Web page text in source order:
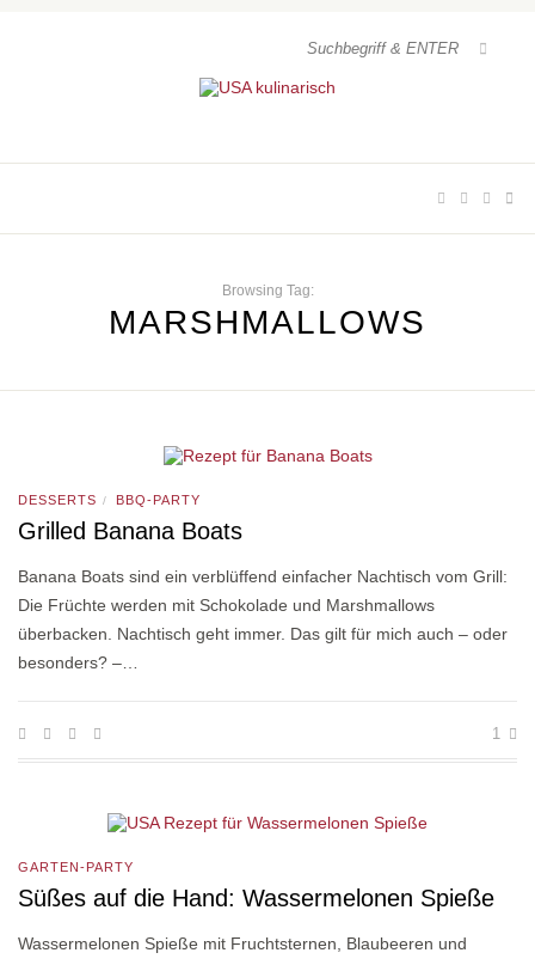
Browsing Tag:
MARSHMALLOWS
DESSERTS / BBQ-PARTY
Grilled Banana Boats
Banana Boats sind ein verblüffend einfacher Nachtisch vom Grill:
Die Früchte werden mit Schokolade und Marshmallows
überbacken. Nachtisch geht immer. Das gilt für mich auch – oder
besonders? –…
1
GARTEN-PARTY
Süßes auf die Hand: Wassermelonen Spieße
Wassermelonen Spieße mit Fruchtsternen, Blaubeeren und